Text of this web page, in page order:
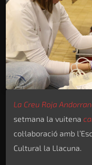
La Creu Roja
setmana la vuitena
col·laboració amb
Cultural la Llacuna.